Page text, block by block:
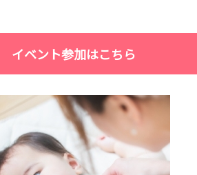
イベント参加はこちら